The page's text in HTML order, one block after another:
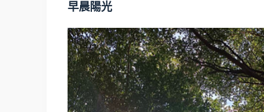
早晨陽光